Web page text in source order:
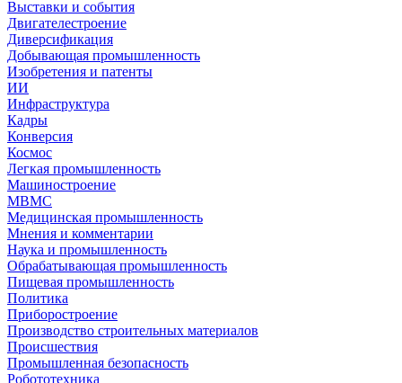
Выставки и события
Двигателестроение
Диверсификация
Добывающая промышленность
Изобретения и патенты
ИИ
Инфраструктура
Кадры
Конверсия
Космос
Легкая промышленность
Машиностроение
МВМС
Медицинская промышленность
Мнения и комментарии
Наука и промышленность
Обрабатывающая промышленность
Пищевая промышленность
Политика
Приборостроение
Производство строительных материалов
Происшествия
Промышленная безопасность
Робототехника